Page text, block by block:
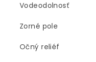
Vodeodolnosť
Zorné pole
Očný reliéf